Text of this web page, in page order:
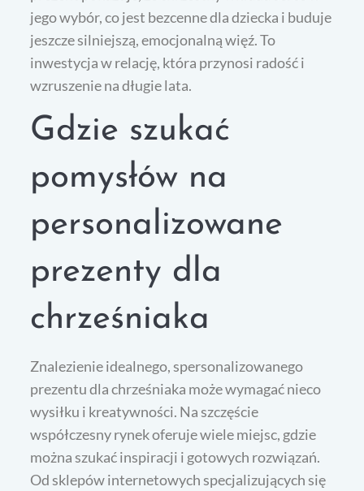
jego wybór, co jest bezcenne dla dziecka i buduje
jeszcze silniejszą, emocjonalną więź. To
inwestycja w relację, która przynosi radość i
wzruszenie na długie lata.
Gdzie szukać
pomysłów na
personalizowane
prezenty dla
chrześniaka
Znalezienie idealnego, spersonalizowanego
prezentu dla chrześniaka może wymagać nieco
wysiłku i kreatywności. Na szczęście
współczesny rynek oferuje wiele miejsc, gdzie
można szukać inspiracji i gotowych rozwiązań.
Od sklepów internetowych specjalizujących się